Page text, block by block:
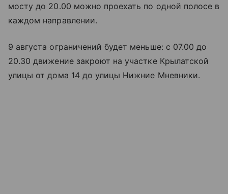
мосту до 20.00 можно проехать по одной полосе в
каждом направлении.
9 августа ограничений будет меньше: с 07.00 до
20.30 движение закроют на участке Крылатской
улицы от дома 14 до улицы Нижние Мневники.